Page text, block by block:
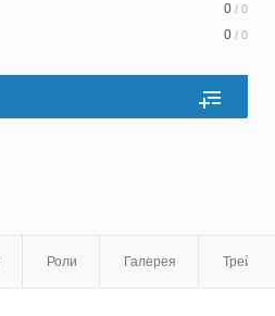
0 / 0
0 / 0
Роли Галерея